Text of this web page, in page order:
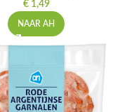
€1,49
NAAR AH